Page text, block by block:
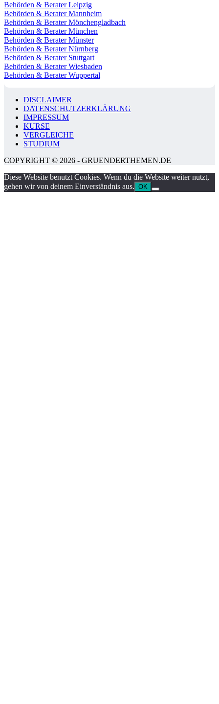
Behörden & Berater Leipzig
Behörden & Berater Mannheim
Behörden & Berater Mönchengladbach
Behörden & Berater München
Behörden & Berater Münster
Behörden & Berater Nürnberg
Behörden & Berater Stuttgart
Behörden & Berater Wiesbaden
Behörden & Berater Wuppertal
DISCLAIMER
DATENSCHUTZERKLÄRUNG
IMPRESSUM
KURSE
VERGLEICHE
STUDIUM
COPYRIGHT © 2026 - GRUENDERTHEMEN.DE
Diese Website benutzt Cookies. Wenn du die Website weiter nutzt,
gehen wir von deinem Einverständnis aus. OK